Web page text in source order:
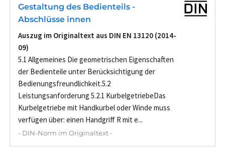
Gestaltung des Bedienteils -
Abschlüsse innen
Auszug im Originaltext aus DIN EN 13120 (2014-
09)
5.1 Allgemeines Die geometrischen Eigenschaften
der Bedienteile unter Berücksichtigung der
Bedienungsfreundlichkeit.5.2
Leistungsanforderung 5.2.1 KurbelgetriebeDas
Kurbelgetriebe mit Handkurbel oder Winde muss
verfügen über: einen Handgriff R mit e...
- DIN-Norm im Originaltext -